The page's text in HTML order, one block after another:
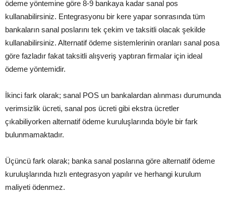
ödeme yöntemine göre 8-9 bankaya kadar sanal pos
kullanabilirsiniz. Entegrasyonu bir kere yapar sonrasında tüm
bankaların sanal poslarını tek çekim ve taksitli olacak şekilde
kullanabilirsiniz. Alternatif ödeme sistemlerinin oranları sanal posa
göre fazladır fakat taksitli alışveriş yaptıran firmalar için ideal
ödeme yöntemidir.
İkinci fark olarak; sanal POS un bankalardan alınması durumunda
verimsizlik ücreti, sanal pos ücreti gibi ekstra ücretler
çıkabiliyorken alternatif ödeme kuruluşlarında böyle bir fark
bulunmamaktadır.
Üçüncü fark olarak; banka sanal poslarına göre alternatif ödeme
kuruluşlarında hızlı entegrasyon yapılır ve herhangi kurulum
maliyeti ödenmez.